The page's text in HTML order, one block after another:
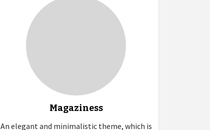
Magaziness
An elegant and minimalistic theme, which is